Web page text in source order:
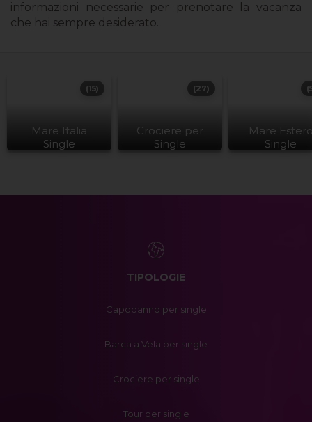
informazioni necessarie per prenotare la vacanza
che hai sempre desiderato.
Mare Italia
Single
(15)
Crociere per
Single
(27)
Mare
Single
TIPOLOGIE
Capodanno per single
Barca a Vela per single
Crociere per single
Tour per single